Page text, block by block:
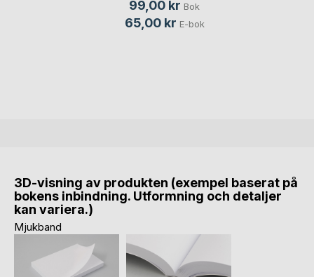
99,00 kr Bok
65,00 kr E-bok
3D-visning av produkten (exempel baserat på
bokens inbindning. Utformning och detaljer
kan variera.)
Mjukband